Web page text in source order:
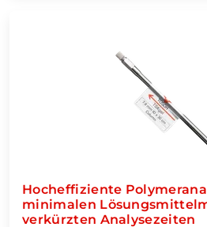
Hocheffiziente
minimalen
verkürzten Analysezeiten